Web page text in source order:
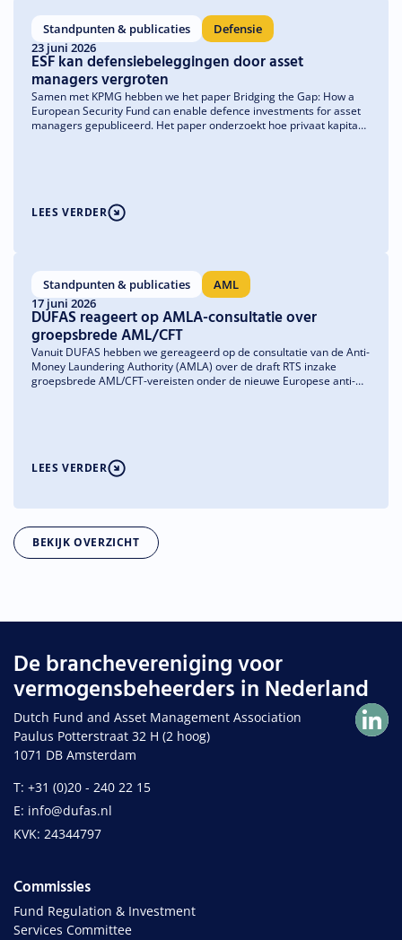
Standpunten & publicaties
Defensie
23 juni 2026
ESF kan defensiebeleggingen door asset
managers vergroten
Samen met KPMG hebben we het paper Bridging the Gap: How a
European Security Fund can enable defence investments for asset
managers gepubliceerd. Het paper onderzoekt hoe privaat kapitaal
LEES VERDER
Standpunten & publicaties
AML
17 juni 2026
DUFAS reageert op AMLA-consultatie over
groepsbrede AML/CFT
Vanuit DUFAS hebben we gereageerd op de consultatie van de Anti-
Money Laundering Authority (AMLA) over de draft RTS inzake
groepsbrede AML/CFT-vereisten onder de nieuwe Europese anti-
LEES VERDER
BEKIJK OVERZICHT
De branchevereniging voor
vermogensbeheerders in Nederland
Dutch Fund and Asset Management Association
Paulus Potterstraat 32 H (2 hoog)
1071 DB Amsterdam
T: +31 (0)20 - 240 22 15
E: info@dufas.nl
KVK: 24344797
Commissies
Fund Regulation & Investment
Services Committee